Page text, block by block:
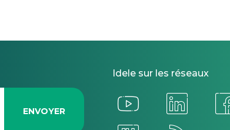
ENVOYER
Idele sur les réseaux